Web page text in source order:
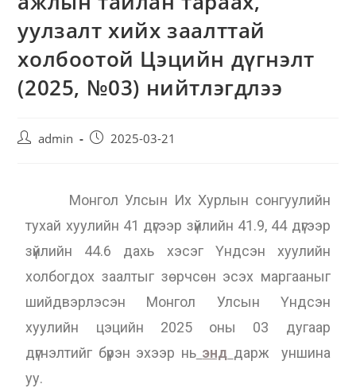
уулзалт хийх заалттай
холбоотой Цэцийн дүгнэлт
(2025, №03) нийтлэгдлээ
admin 2025-03-21
Монгол Улсын Их Хурлын сонгуулийн
тухай хуулийн 41 дүгээр зүйлийн 41.9, 44 дүгээр
зүйлийн 44.6 дахь хэсэг Үндсэн хуулийн
холбогдох заалтыг зөрчсөн эсэх маргааныг
шийдвэрлэсэн Монгол Улсын Үндсэн
хуулийн цэцийн 2025 оны 03 дугаар
дүгнэлтийг бүрэн эхээр нь энд дарж уншина
уу.